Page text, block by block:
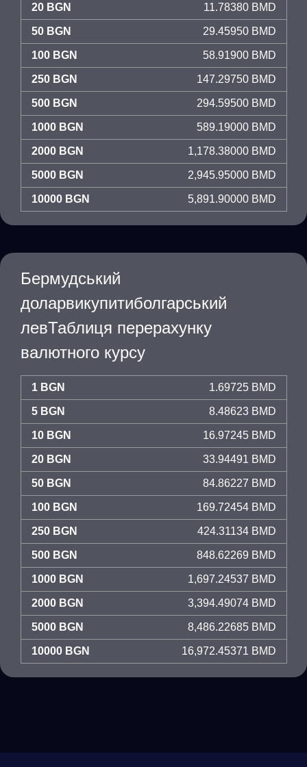
20 BGN 11.78380 BMD
50 BGN 29.45950 BMD
100 BGN 58.91900 BMD
250 BGN 147.29750 BMD
500 BGN 294.59500 BMD
1000 BGN 589.19000 BMD
2000 BGN 1,178.38000 BMD
5000 BGN 2,945.95000 BMD
10000 BGN 5,891.90000 BMD
Бермудський
доларвикупитиболгарський
левТаблиця перерахунку
валютного курсу
1 BGN 1.69725 BMD
5 BGN 8.48623 BMD
10 BGN 16.97245 BMD
20 BGN 33.94491 BMD
50 BGN 84.86227 BMD
100 BGN 169.72454 BMD
250 BGN 424.31134 BMD
500 BGN 848.62269 BMD
1000 BGN 1,697.24537 BMD
2000 BGN 3,394.49074 BMD
5000 BGN 8,486.22685 BMD
10000 BGN 16,972.45371 BMD